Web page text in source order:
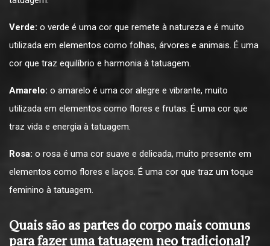
Verde: o verde é uma cor que remete à natureza e é muito
utilizada em elementos como folhas, árvores e animais. É uma
cor que traz equilíbrio e harmonia à tatuagem.
Amarelo: o amarelo é uma cor alegre e vibrante, muito
utilizada em elementos como flores e frutas. É uma cor que
traz vida e energia à tatuagem.
Rosa: o rosa é uma cor suave e delicada, muito presente em
elementos como flores e laços. É uma cor que traz um toque
feminino à tatuagem.
Quais são as partes do corpo mais comuns
para fazer uma tatuagem neo tradicional?